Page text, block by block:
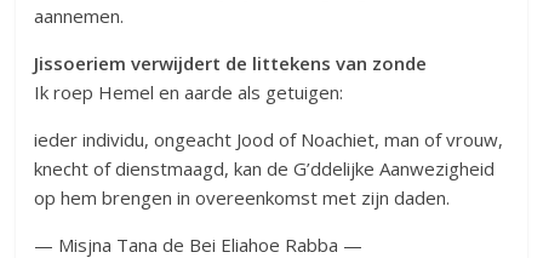
aannemen.
Jissoeriem verwijdert de littekens van zonde
Ik roep Hemel en aarde als getuigen:
ieder individu, ongeacht Jood of Noachiet, man of vrouw,
knecht of dienstmaagd, kan de G’ddelijke Aanwezigheid
op hem brengen in overeenkomst met zijn daden.
— Misjna Tana de Bei Eliahoe Rabba —